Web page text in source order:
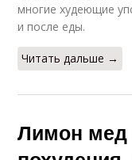
многие худеющие
и после еды.
Читать дальше →
Лимон мед